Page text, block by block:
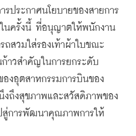
ระกาศนโยบายของสายการ
นครั้งนี้ ที่อนุญาตให้พนักงาน
ถสวมใส่รองเท้าผ้าใบขณะ
าวสำคัญในการยกระดับ
องอุตสาหกรรมการบินของ
งถึงสุขภาพและสวัสดิภาพของ
การพัฒนาคุณภาพการให้